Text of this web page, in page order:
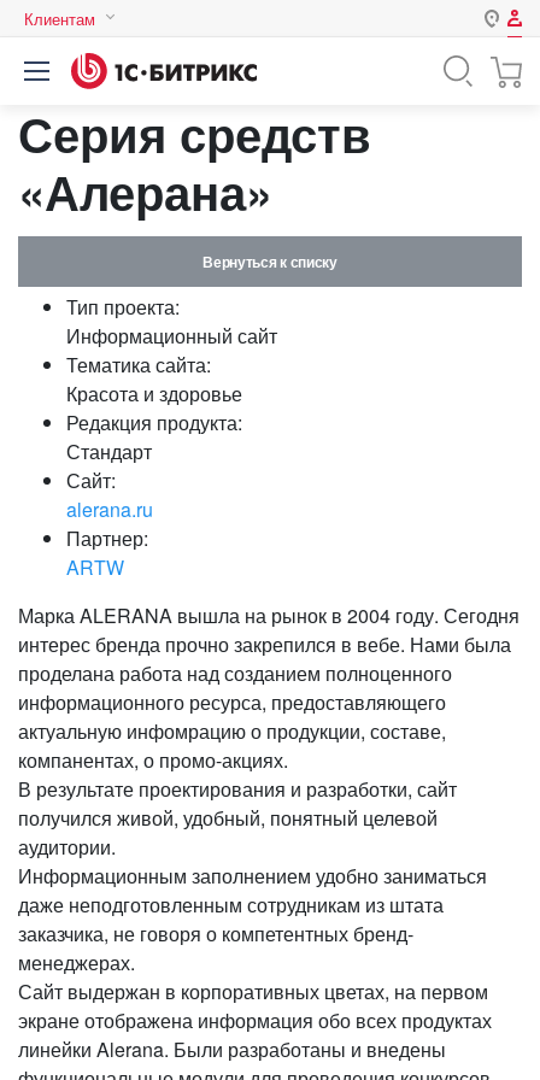
Клиентам
Авторизация
Логин
Пароль
Запомнить меня на этом
Забыли свой пароль?
Серия средств
«Алерана»
Вернуться к списку
Тип проекта:
Информационный сайт
Тематика сайта:
Красота и здоровье
Редакция продукта:
Стандарт
Сайт:
alerana.ru
Партнер:
ARTW
Марка ALERANA вышла на рынок в 2004 году. Сегодня
интерес бренда прочно закрепился в вебе. Нами была
проделана работа над созданием полноценного
информационного ресурса, предоставляющего
актуальную инфомрацию о продукции, составе,
компанентах, о промо-акциях.
В результате проектирования и разработки, сайт
получился живой, удобный, понятный целевой
аудитории.
Информационным заполнением удобно заниматься
даже неподготовленным сотрудникам из штата
заказчика, не говоря о компетентных бренд-
менеджерах.
Сайт выдержан в корпоративных цветах, на первом
экране отображена информация обо всех продуктах
линейки Alerana. Были разработаны и внедены